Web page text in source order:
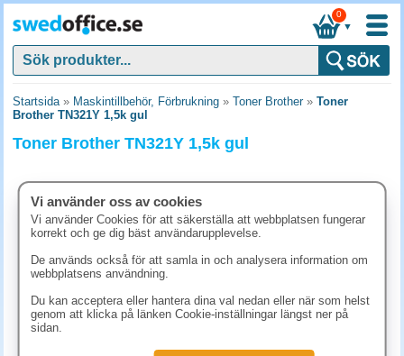
▼
0
Startsida» Maskintillbehör, Förbrukning » Toner Brother» Toner
Brother TN321Y 1,5k gul
Toner Brother TN321Y 1,5k gul
Vi använder oss av cookies
Vi använder Cookies för att säkerställa att webbplatsen fungerar
korrekt och ge dig bäst användarupplevelse.
De används också för att samla in och analysera information om
webbplatsens användning.
Du kan acceptera eller hantera dina val nedan eller när som helst
genom att klicka på länken Cookie-inställningar längst ner på
sidan.